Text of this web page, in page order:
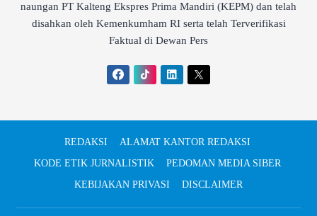
naungan PT Kalteng Ekspres Prima Mandiri (KEPM) dan telah
disahkan oleh Kemenkumham RI serta telah Terverifikasi
Faktual di Dewan Pers
REDAKSI
ALAMAT KANTOR REDAKSI
KODE ETIK JURNALISTIK
PEDOMAN MEDIA SIBER
KEBIJAKAN PRIVASI
DISCLAIMER